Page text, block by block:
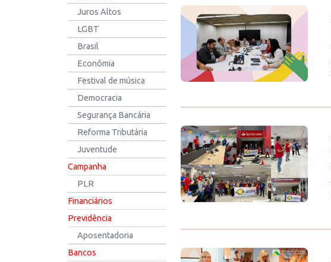
Juros Altos
LGBT
Brasil
Econômia
Festival de música
Democracia
Segurança Bancária
Reforma Tributária
Juventude
Campanha
PLR
Financiários
Previdência
Aposentadoria
Bancos